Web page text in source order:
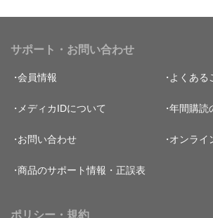
サポート・お問い合わせ
会員情報 よくある
メディカIDについて 年間購読
お問い合わせ オンライ
商品のサポート情報・正誤表
ポリシー・規約